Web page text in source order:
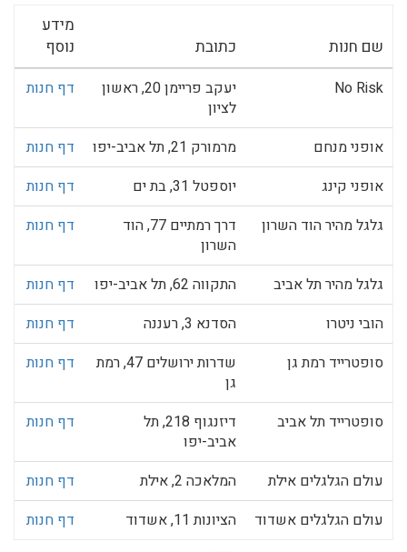
שם חנות כתובת
מידע
נוסף
No Risk
יעקב פריימן 20, ראשון
לציון
דף חנות
אופני מנחם מרמורק 21, תל אביב-יפו
דף חנות
אופני קינג
יוספטל 31, בת ים
דף חנות
גלגל מהיר הוד השרון
דרך רמתיים 77, הוד
השרון
דף חנות
גלגל מהיר תל אביב התקווה 62, תל אביב-יפו
דף חנות
הובי ניטרו
הסדנא 3, רעננה
דף חנות
סופטרייד רמת גן
שדרות ירושלים 47, רמת
דף חנות
סופטרייד תל אביב
דיזנגוף 218, תל
אביב-יפו
דף חנות
עולם הגלגלים אילת המלאכה 2, אילת
דף חנות
עולם הגלגלים אשדוד
הציונות 11, אשדוד דף חנות